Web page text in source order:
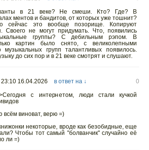
в 21 веке? Не смеши. Кто? Где? В
ментов и бандитов, от которых уже тошнит?
сейчас это вообще позорище. Копируют
Своего не могут придумать. Что, появились
группы? С дебильным рэпом. В
картин было снято, с великолепными
музыкальных групп талантливых появилось.
до сих пор и в 21 веке смотрят и слушают.
23:10 16.04.2026 в ответ на ↓
0
с интернетом, люди стали кучкой
всём виноват, верю =)
некоторые, вроде как безобидные, еще
Чтобы тот самый "болванчик" случайно её
ли =)